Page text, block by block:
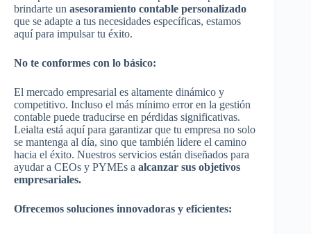
brindarte un asesoramiento contable personalizado
que se adapte a tus necesidades específicas, estamos
aquí para impulsar tu éxito.
No te conformes con lo básico:
El mercado empresarial es altamente dinámico y
competitivo. Incluso el más mínimo error en la gestión
contable puede traducirse en pérdidas significativas.
Leialta está aquí para garantizar que tu empresa no solo
se mantenga al día, sino que también lidere el camino
hacia el éxito. Nuestros servicios están diseñados para
ayudar a CEOs y PYMEs a alcanzar sus objetivos
empresariales.
Ofrecemos soluciones innovadoras y eficientes: